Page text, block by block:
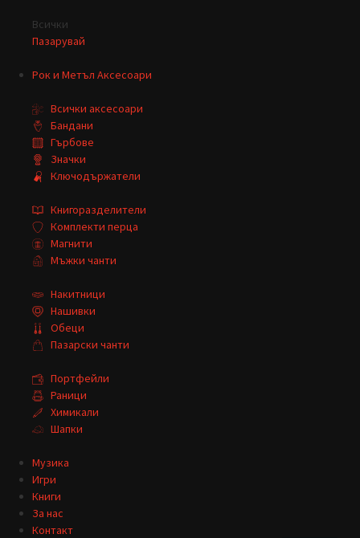
Всички
Пазарувай
Рок и Метъл Аксесоари
Всички аксесоари
Бандани
Гърбове
Значки
Ключодържатели
Книгоразделители
Комплекти перца
Магнити
Мъжки чанти
Накитници
Нашивки
Обеци
Пазарски чанти
Портфейли
Раници
Химикали
Шапки
Музика
Игри
Книги
За нас
Контакт